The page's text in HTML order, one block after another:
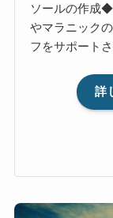
ソールの作成
やマラニック
フをサポート
詳